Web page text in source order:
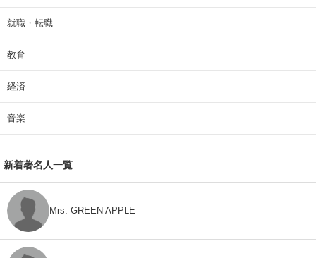
就職・転職
教育
経済
音楽
新着著名人一覧
Mrs. GREEN APPLE